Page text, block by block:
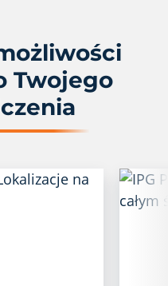
Twojego